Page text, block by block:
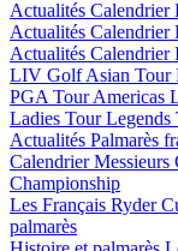
Actualités Calendrier
Actualités Calendrier
Actualités Calendrier
LIV GolfAsian Tour
PGA Tour Americas
Ladies TourLegends
Actualités Palmarès
Calendrier Messieurs
Championship
Les Français Ryder
palmarès